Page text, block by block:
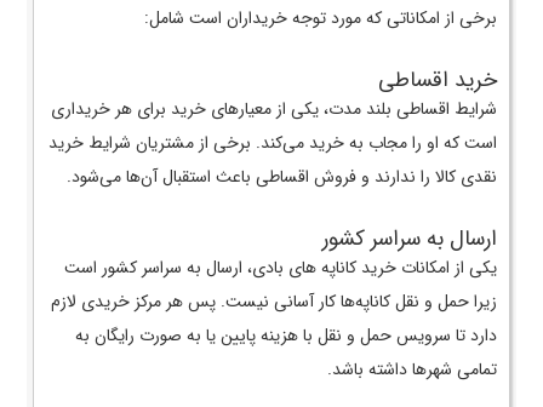
برخی از امکاناتی که مورد توجه خریداران است شامل:
خرید اقساطی
شرایط اقساطی بلند مدت، یکی از معیارهای خرید برای هر خریداری
است که او را مجاب به خرید می‌کند. برخی از مشتریان شرایط خرید
نقدی کالا را ندارند و فروش اقساطی باعث استقبال آن‌ها می‌شود.
ارسال به سراسر کشور
یکی از امکانات خرید کاناپه های بادی، ارسال به سراسر کشور است
زیرا حمل و نقل کاناپه‌ها کار آسانی نیست. پس هر مرکز خریدی لازم
دارد تا سرویس حمل و نقل با هزینه پایین یا به صورت رایگان به
تمامی شهرها داشته باشد.